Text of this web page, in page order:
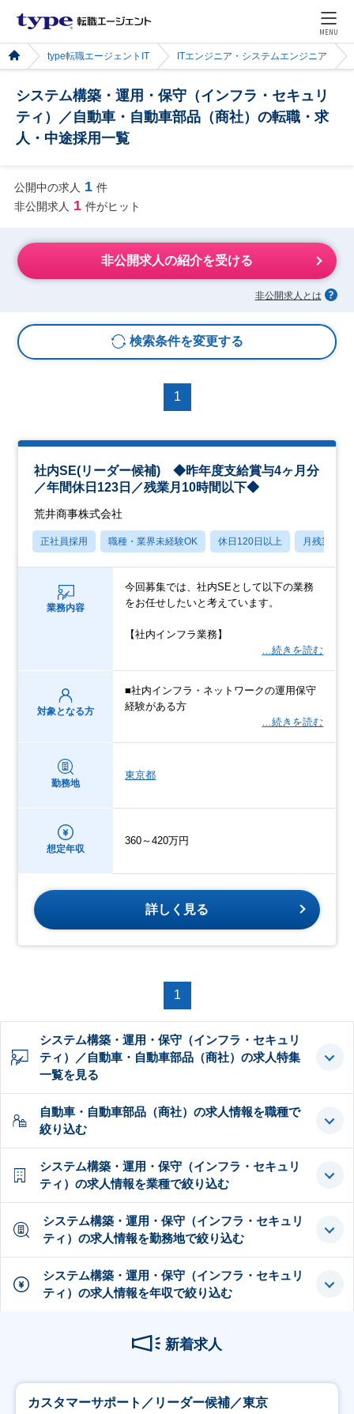
MENU
type転職エージェントIT ITエンジニア・システムエンジニア
システム構築・運用・保守（インフラ・セキュリ
ティ）／自動車・自動車部品（商社）の転職・求
人・中途採用一覧
公開中の求人 1 件
非公開求人 1 件がヒット
非公開求人の紹介を受ける
非公開求人とは
検索条件を変更する
1
社内SE(リーダー候補) ◆昨年度支給賞与4ヶ月分
／年間休日123日／残業月10時間以下◆
荒井商事株式会社
正社員採用 職種・業界未経験OK 休日120日以上 月残業20
業務内容
今回募集では、社内SEとして以下の業務
をお任せしたいと考えています。
【社内インフラ業務】
…続きを読む
対象となる方
■社内インフラ・ネットワークの運用保守
経験がある方
…続きを読む
勤務地
東京都
想定年収
360～420万円
詳しく見る
1
システム構築・運用・保守（インフラ・セキュリ
ティ）／自動車・自動車部品（商社）の求人特集
一覧を見る
自動車・自動車部品（商社）の求人情報を職種で
絞り込む
システム構築・運用・保守（インフラ・セキュリ
ティ）の求人情報を業種で絞り込む
システム構築・運用・保守（インフラ・セキュリ
ティ）の求人情報を勤務地で絞り込む
システム構築・運用・保守（インフラ・セキュリ
ティ）の求人情報を年収で絞り込む
新着求人
カスタマーサポート／リーダー候補／東京